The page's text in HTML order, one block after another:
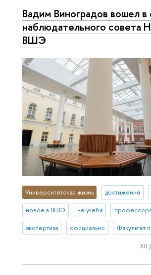
Вадим Виноградов вошел в
наблюдательного совета
ВШЭ
Университетская жизнь достижения
новое в ВШЭ не учеба
экспертиза официально Факультет
30